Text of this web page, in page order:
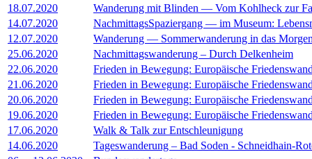
18.07.2020
Wanderung mit Blinden — Vom Kohlheck zur
14.07.2020
NachmittagsSpaziergang — im Museum:
12.07.2020
Wanderung — Sommerwanderung in das
25.06.2020
Nachmittagswanderung – Durch Delkenheim
22.06.2020
Frieden in Bewegung: Europäische
21.06.2020
Frieden in Bewegung: Europäische
20.06.2020
Frieden in Bewegung: Europäische
19.06.2020
Frieden in Bewegung: Europäische
17.06.2020
Walk & Talk zur Entschleunigung
14.06.2020
Tageswanderung – Bad Soden - Schneidhain-